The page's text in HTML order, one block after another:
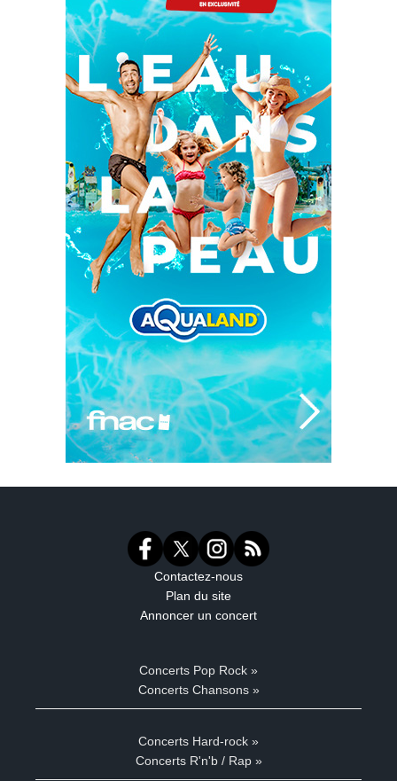
Contactez-nous
Plan du site
Annoncer un concert
Concerts Pop Rock »
Concerts Chansons »
Concerts Hard-rock »
Concerts R'n'b / Rap »